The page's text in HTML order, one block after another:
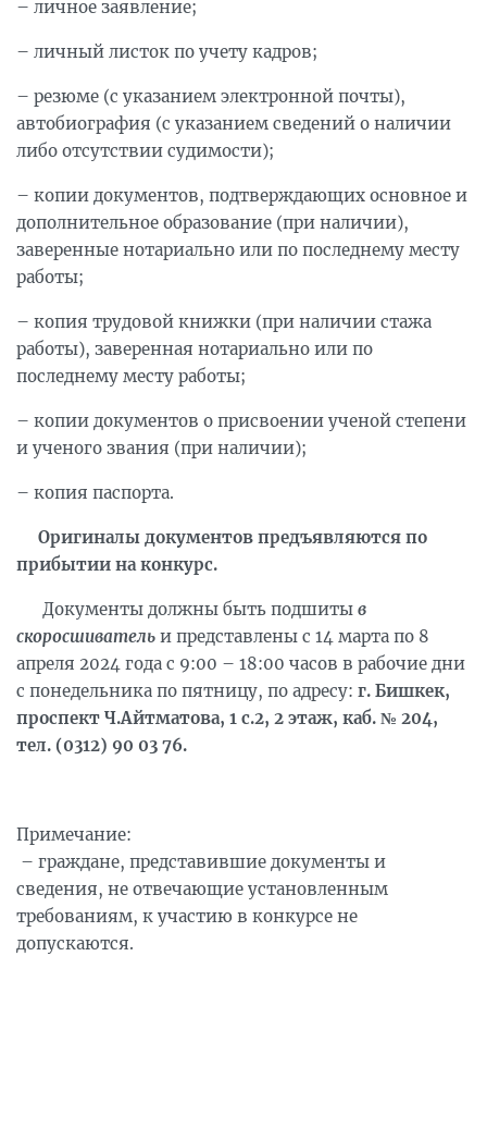
– личное заявление;
– личный листок по учету кадров;
– резюме (с указанием электронной почты),
автобиография (с указанием сведений о наличии
либо отсутствии судимости);
– копии документов, подтверждающих основное и
дополнительное образование (при наличии),
заверенные нотариально или по последнему месту
работы;
– копия трудовой книжки (при наличии стажа
работы), заверенная нотариально или по
последнему месту работы;
– копии документов о присвоении ученой степени
и ученого звания (при наличии);
– копия паспорта.
Оригиналы документов предъявляются по
прибытии на конкурс.
Документы должны быть подшиты в
скоросшиватель и представлены с 14 марта по 8
апреля 2024 года с 9:00 – 18:00 часов в рабочие дни
с понедельника по пятницу, по адресу: г. Бишкек,
проспект Ч.Айтматова, 1 с.2, 2 этаж, каб. № 204,
тел. (0312) 90 03 76.
Примечание:
– граждане, представившие документы и
сведения, не отвечающие установленным
требованиям, к участию в конкурсе не
допускаются.